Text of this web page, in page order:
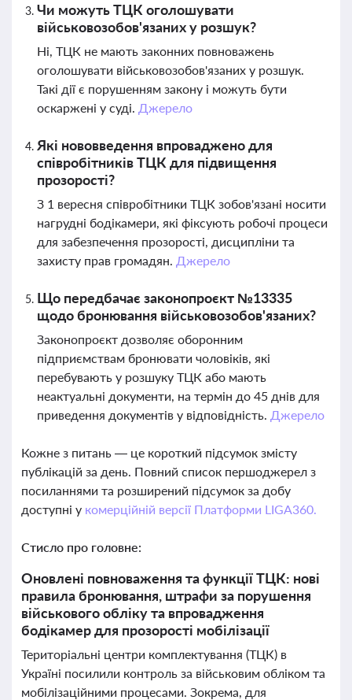
Чи можуть ТЦК оголошувати
військовозобов'язаних у розшук?
Ні, ТЦК не мають законних повноважень
оголошувати військовозобов'язаних у розшук.
Такі дії є порушенням закону і можуть бути
оскаржені у суді. Джерело
Які нововведення впроваджено для
співробітників ТЦК для підвищення
прозорості?
З 1 вересня співробітники ТЦК зобов'язані носити
нагрудні бодікамери, які фіксують робочі процеси
для забезпечення прозорості, дисципліни та
захисту прав громадян. Джерело
Що передбачає законопроєкт №13335
щодо бронювання військовозобов'язаних?
Законопроєкт дозволяє оборонним
підприємствам бронювати чоловіків, які
перебувають у розшуку ТЦК або мають
неактуальні документи, на термін до 45 днів для
приведення документів у відповідність. Джерело
Кожне з питань — це короткий підсумок змісту
публікацій за день. Повний список першоджерел з
посиланнями та розширений підсумок за добу
доступні у комерційній версії Платформи LIGA360.
Стисло про головне:
Оновлені повноваження та функції ТЦК: нові
правила бронювання, штрафи за порушення
військового обліку та впровадження
бодікамер для прозорості мобілізації
Територіальні центри комплектування (ТЦК) в
Україні посилили контроль за військовим обліком та
мобілізаційними процесами. Зокрема, для